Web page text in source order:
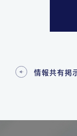
情報共有掲